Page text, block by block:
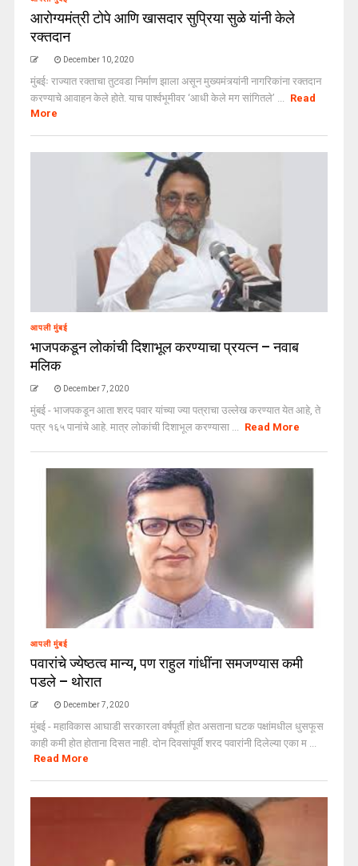
आरोग्यमंत्री टोपे आणि खासदार सुप्रिया सुळे यांनी केले
रक्तदान
December 10, 2020
मुंबईः राज्यात रक्ताचा तुटवडा निर्माण झाला असून मुख्यमंत्र्यांनी नागरिकांना रक्तदान
करण्याचे आवाहन केले होते. याच पार्श्वभूमीवर ‘आधी केले मग सांगितले’ ... Read
More
आपली मुंबई
भाजपकडून लोकांची दिशाभूल करण्याचा प्रयत्न – नवाब
मलिक
December 7, 2020
मुंबई - भाजपकडून आता शरद पवार यांच्या ज्या पत्राचा उल्लेख करण्यात येत आहे, ते
पत्र १६५ पानांचे आहे. मात्र लोकांची दिशाभूल करण्यासा ... Read More
आपली मुंबई
पवारांचे ज्येष्ठत्व मान्य, पण राहुल गांधींना समजण्यास कमी
पडले – थोरात
December 7, 2020
मुंबई - महाविकास आघाडी सरकारला वर्षपूर्ती होत असताना घटक पक्षांमधील धुसफूस
काही कमी होत होताना दिसत नाही. दोन दिवसांपूर्वी शरद पवारांनी दिलेल्या एका म ...
Read More